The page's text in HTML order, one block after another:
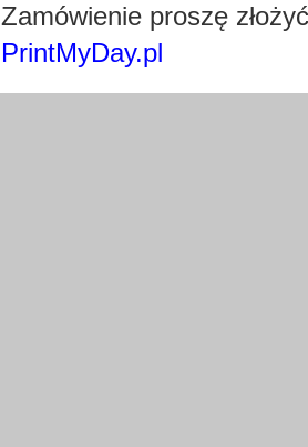
Zamówienie proszę
PrintMyDay.pl